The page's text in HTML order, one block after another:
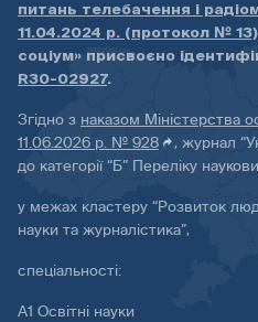
питань телебачення і
11.04.2024 р. (протокол № 13)
соціум» присвоєно
R30-02927.
Згідно з наказом Міністерства
11.06.2026 р. № 928
, журнал
до категорії “Б” Переліку
у межах кластеру “Розвиток
науки та журналістика”,
спеціальності:
А1 Освітні науки